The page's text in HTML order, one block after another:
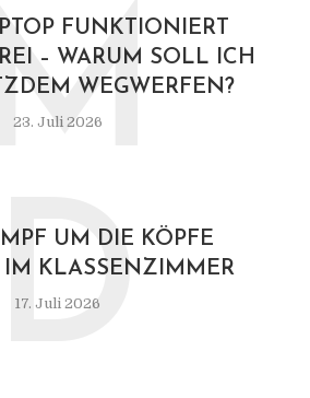
AKP
FUNKTIONIERT
– WARUM SOLL ICH
WEGWERFEN?
23. Juli 2026
UM DIE KÖPFE
IM KLASSENZIMMER
17. Juli 2026